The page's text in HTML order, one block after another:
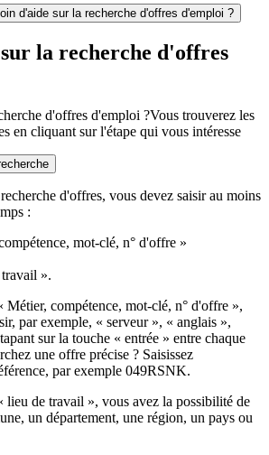
d'aide sur la recherche d'offres d'emploi ?
la recherche d'offres
d'offres d'emploi ?Vous trouverez les
en cliquant sur l'étape qui vous intéresse
d'offres, vous devez saisir au moins
:
mot-clé, n° d'offre »
».
Métier, compétence, mot-clé, n° d'offre »,
par exemple, « serveur », « anglais »,
sur la touche « entrée » entre chaque
une offre précise ? Saisissez
par exemple 049RSNK.
lieu de travail », vous avez la possibilité de
un département, une région, un pays ou